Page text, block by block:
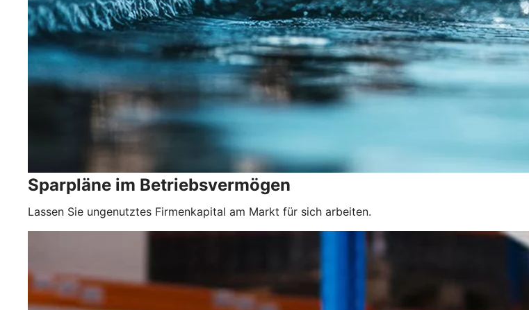
Sparpläne im Betriebsvermögen
Lassen Sie ungenutztes Firmenkapital am Markt für sich arbeiten.